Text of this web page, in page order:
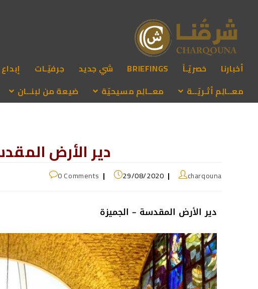
أخبارنا حَصريّـاً BRIEFINGS شي جديد حِرفيّـات إبداع
معــالِم أثـريّــة
معــالِم مسيحيّة ضيعة من لبنــان
دير الأرض
charqouna
29/08/2020
0 Comments
دير الأرض المقدسة – الجميزة